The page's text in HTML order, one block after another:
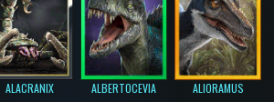
ALACRANIX ALBERTOCEVIA ALIORAMUS